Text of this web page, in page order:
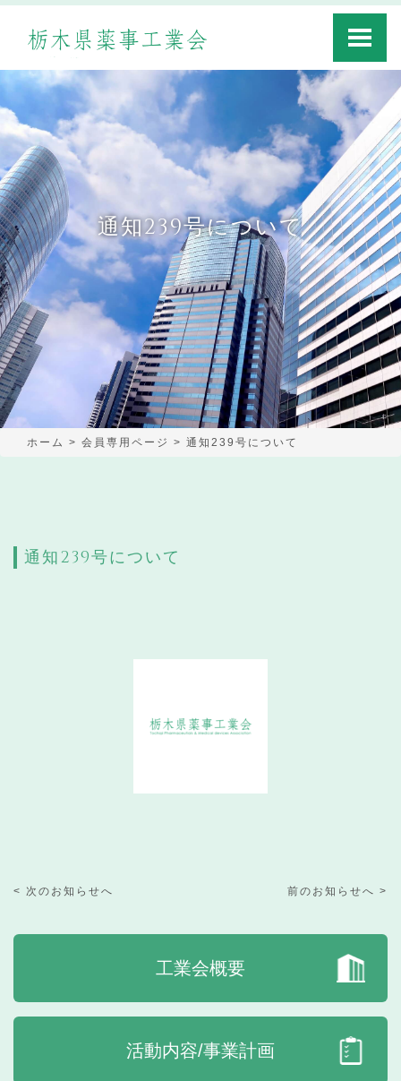
Toggle
通知239号について
ホーム > 会員専用ページ > 通知239号について
通知239号について
< 次のお知らせへ 前のお知らせへ >
工業会概要
活動内容/事業計画